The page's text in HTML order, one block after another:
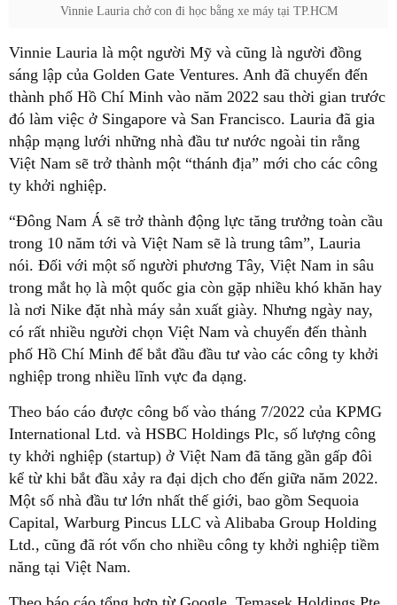
Vinnie Lauria chở con đi học bằng xe máy tại TP.HCM
Vinnie Lauria là một người Mỹ và cũng là người đồng
sáng lập của Golden Gate Ventures. Anh đã chuyển đến
thành phố Hồ Chí Minh vào năm 2022 sau thời gian trước
đó làm việc ở Singapore và San Francisco. Lauria đã gia
nhập mạng lưới những nhà đầu tư nước ngoài tin rằng
Việt Nam sẽ trở thành một “thánh địa” mới cho các công
ty khởi nghiệp.
“Đông Nam Á sẽ trở thành động lực tăng trưởng toàn cầu
trong 10 năm tới và Việt Nam sẽ là trung tâm”, Lauria
nói. Đối với một số người phương Tây, Việt Nam in sâu
trong mắt họ là một quốc gia còn gặp nhiều khó khăn hay
là nơi Nike đặt nhà máy sản xuất giày. Nhưng ngày nay,
có rất nhiều người chọn Việt Nam và chuyển đến thành
phố Hồ Chí Minh để bắt đầu đầu tư vào các công ty khởi
nghiệp trong nhiều lĩnh vực đa dạng.
Theo báo cáo được công bố vào tháng 7/2022 của KPMG
International Ltd. và HSBC Holdings Plc, số lượng công
ty khởi nghiệp (startup) ở Việt Nam đã tăng gần gấp đôi
kể từ khi bắt đầu xảy ra đại dịch cho đến giữa năm 2022.
Một số nhà đầu tư lớn nhất thế giới, bao gồm Sequoia
Capital, Warburg Pincus LLC và Alibaba Group Holding
Ltd., cũng đã rót vốn cho nhiều công ty khởi nghiệp tiềm
năng tại Việt Nam.